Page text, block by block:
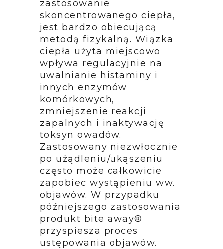
zastosowanie
skoncentrowanego ciepła,
jest bardzo obiecującą
metodą fizykalną. Wiązka
ciepła użyta miejscowo
wpływa regulacyjnie na
uwalnianie histaminy i
innych enzymów
komórkowych,
zmniejszenie reakcji
zapalnych i inaktywację
toksyn owadów.
Zastosowany niezwłocznie
po użądleniu/ukąszeniu
często może całkowicie
zapobiec wystąpieniu ww.
objawów. W przypadku
późniejszego zastosowania
produkt bite away®
przyspiesza proces
ustępowania objawów.